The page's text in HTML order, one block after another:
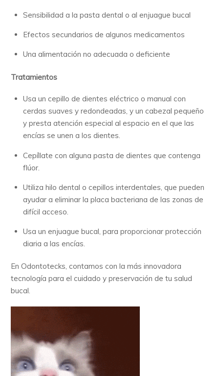
Sensibilidad a la pasta dental o al enjuague bucal
Efectos secundarios de algunos medicamentos
Una alimentación no adecuada o deficiente
Tratamientos
Usa un cepillo de dientes eléctrico o manual con
cerdas suaves y redondeadas, y un cabezal pequeño
y presta atención especial al espacio en el que las
encías se unen a los dientes.
Cepíllate con alguna pasta de dientes que contenga
flúor.
Utiliza hilo dental o cepillos interdentales, que pueden
ayudar a eliminar la placa bacteriana de las zonas de
difícil acceso.
Usa un enjuague bucal, para proporcionar protección
diaria a las encías.
En Odontotecks, contamos con la más innovadora
tecnología para el cuidado y preservación de tu salud
bucal.